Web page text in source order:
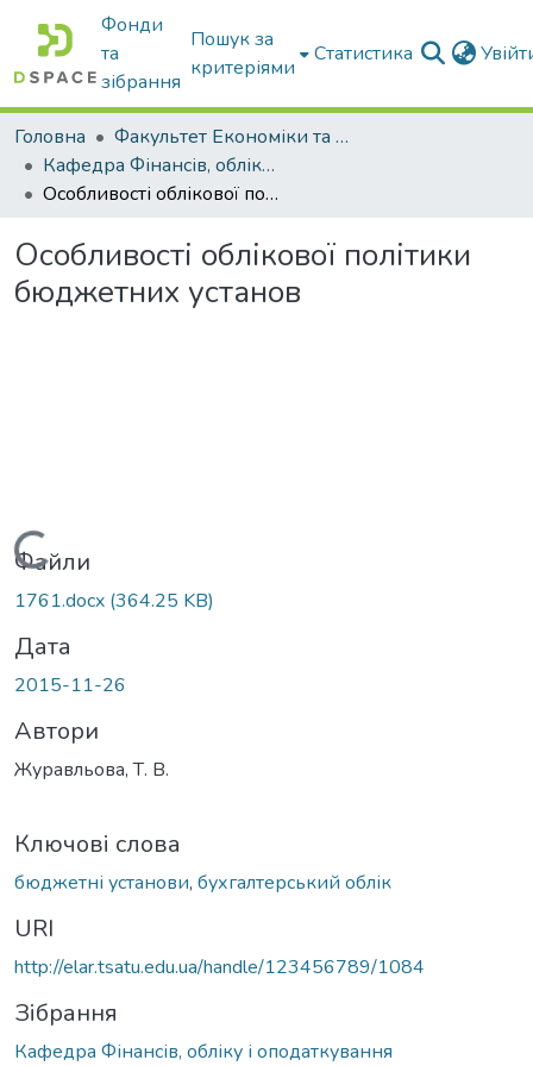
Фонди
та
зібрання
Пошук за
критеріями
Статистика
Головна
Факультет Економіки та бізнесу
Кафедра Фінансів, обліку і оподаткування
Особливості облікової політики бюджетних установ
Особливості облікової політики
бюджетних установ
Вантажиться...
Файли
1761.docx (364.25 KB)
Дата
2015-11-26
Автори
Журавльова, Т. В.
Ключові слова
бюджетні установи, бухгалтерський облік
URI
http://elar.tsatu.edu.ua/handle/123456789/1084
Зібрання
Кафедра Фінансів, обліку і оподаткування